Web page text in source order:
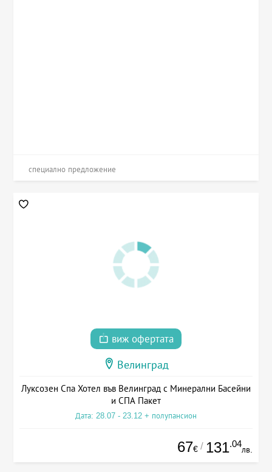
специално предложение
виж офертата
Велинград
Луксозен Спа Хотел във Велинград с Минерални Басейни
и СПА Пакет
Дата: 28.07 - 23.12 + полупансион
67€ / 131.04
лв.